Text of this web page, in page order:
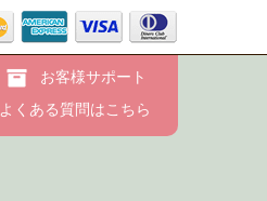
お客様サポート
よくある質問はこちら